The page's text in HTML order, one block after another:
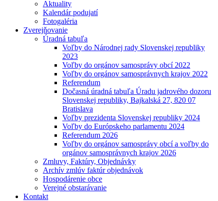
Aktuality
Kalendár podujatí
Fotogaléria
Zverejňovanie
Úradná tabuľa
Voľby do Národnej rady Slovenskej republiky
2023
Voľby do orgánov samosprávy obcí 2022
Voľby do orgánov samosprávnych krajov 2022
Referendum
Dočasná úradná tabuľa Úradu jadrového dozoru
Slovenskej republiky, Bajkalská 27, 820 07
Bratislava
Voľby prezidenta Slovenskej republiky 2024
Voľby do Európskeho parlamentu 2024
Referendum 2026
Voľby do orgánov samosprávy obcí a voľby do
orgánov samosprávnych krajov 2026
Zmluvy, Faktúry, Objednávky
Archív zmlúv faktúr objednávok
Hospodárenie obce
Verejné obstarávanie
Kontakt